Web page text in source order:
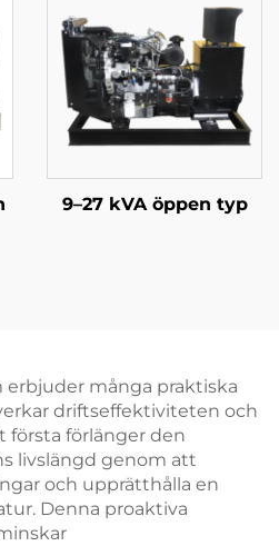
9–27 kVA öppen typ
erbjuder många praktiska
driftseffektiviteten och
första förlänger den
livslängd genom att
och upprätthålla en
Denna proaktiva